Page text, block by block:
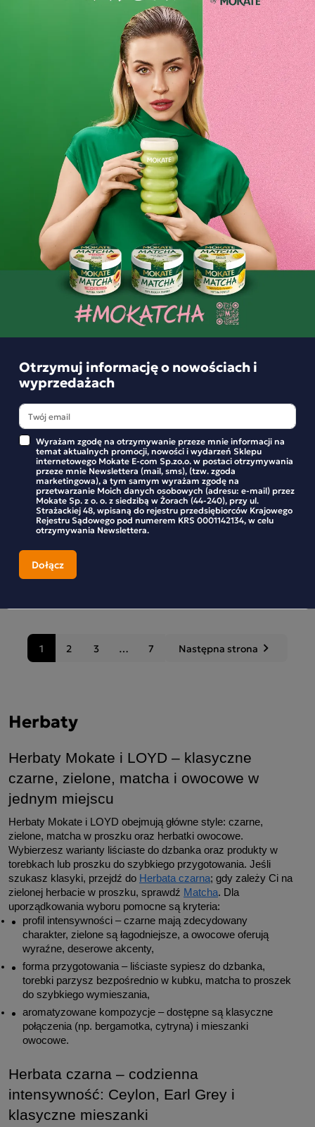
Recenzje: 1
Herbatka owocowa Loyd
Dzika Róża i Jabłko 20
torebek
5,39 zł 5,99 zł-10%
Najniższa cena z 30 dni:
5,99 zł
- +
Herbatka owocowa Loyd
Słodka Wiśnia 20 torebek
5,39 zł5,99 zł-10%
Najniższa cena z 30 dni:
5,99 zł
- +
Herbatka owocowa Loyd
Śliwka i Cynamon 20
torebek
5,39 zł5,99 zł-10%
Najniższa cena z 30 dni:
5,99 zł
-
Promocja
Herbatka owocowa Loyd
Owoce Leśne 20 torebek
5,39 zł5,99 zł-10%
1 2 3 … 7 Następny
keyboard_arrow_right
Następna strona
Herbaty
Herbaty Mokate i LOYD – klasyczne
czarne, zielone, matcha i owocowe w
jednym miejscu
Herbaty Mokate i LOYD obejmują główne style: czarne,
zielone, matcha w proszku oraz herbatki owocowe.
Wybierzesz warianty liściaste do dzbanka oraz produkty w
torebkach lub proszku do szybkiego przygotowania. Jeśli
szukasz klasyki, przejdź do Herbata czarna; gdy zależy Ci na
zielonej herbacie w proszku, sprawdź Matcha. Dla
uporządkowania wyboru pomocne są kryteria:
profil intensywności – czarne mają zdecydowany
charakter, zielone są łagodniejsze, a owocowe oferują
wyraźne, deserowe akcenty,
forma przygotowania – liściaste sypiesz do dzbanka,
torebki parzysz bezpośrednio w kubku, matcha to proszek
do szybkiego wymieszania,
aromatyzowane kompozycje – dostępne są klasyczne
połączenia (np. bergamotka, cytryna) i mieszanki
owocowe.
Herbata czarna – codzienna
intensywność: Ceylon, Earl Grey i
klasyczne mieszanki
Otrzymuj informację o nowościach i
wyprzedażach
Wyrażam zgodę na otrzymywanie przeze mnie informacji na
temat aktualnych promocji, nowości i wydarzeń Sklepu
internetowego Mokate E-com Sp.zo.o. w postaci otrzymywania
przeze mnie Newslettera (mail, sms), (tzw. zgoda
marketingowa), a tym samym wyrażam zgodę na
przetwarzanie Moich danych osobowych (adresu: e-mail) przez
Mokate Sp. z o. o. z siedzibą w Żorach (44-240), przy ul.
Strażackiej 48, wpisaną do rejestru przedsiębiorców Krajowego
Rejestru Sądowego pod numerem KRS 0001142134, w celu
otrzymywania Newslettera.